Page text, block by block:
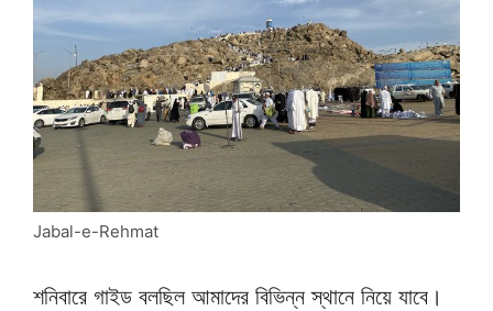
Jabal-e-Rehmat
শনিবারে গাইড বলছিল আমাদের বিভিন্ন স্থানে নিয়ে যাবে।